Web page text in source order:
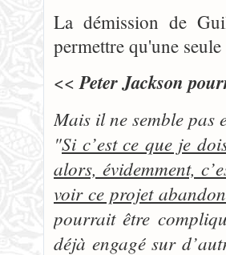
La démission de
permettre qu'une
<<Peter Jackson
Mais il ne semble
"Si c’est ce que je
alors, évidemment,
voir ce projet
pourrait être
déjà engagé sur